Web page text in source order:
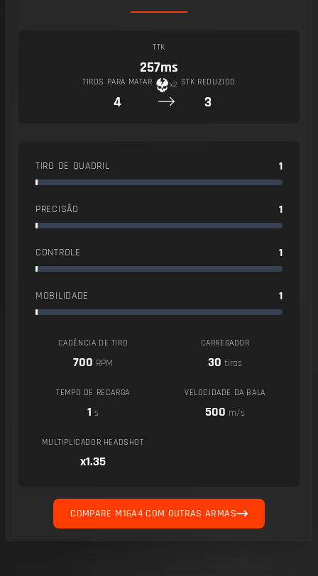
TTK
257ms
TIROS PARA MATAR
4
x2 STK REDUZIDO
3
TIRO DE QUADRIL 1
PRECISÃO 1
CONTROLE 1
MOBILIDADE 1
CADÊNCIA DE TIRO
700 RPM
CARREGADOR
30 tiros
TEMPO DE RECARGA
1 s
VELOCIDADE DA BALA
500 m/s
MULTIPLICADOR HEADSHOT
x1.35
COMPARE M16A4 COM OUTRAS ARMAS